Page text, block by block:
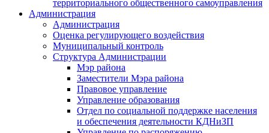
территориального общественного самоуправления
Администрация
Администрация
Оценка регулирующего воздействия
Муниципальный контроль
Структура Администрации
Мэр района
Заместители Мэра района
Правовое управление
Управление образования
Отдел по социальной поддержке населения
и обеспечения деятельности КДНиЗП